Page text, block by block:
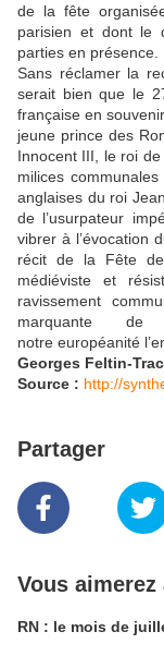
de la fête
parisien et dont le
parties en présence.
Sans réclamer la
serait bien que le
française en
jeune prince des
Innocent III, le roi
milices
anglaises du roi
de l’usurpateur
vibrer à l’évocation
récit de la Fête de
médiéviste et
ravissement
marquante
notre européanité
Georges Feltin-
Source : http://
Partager
Vous aimerez
RN : le mois de